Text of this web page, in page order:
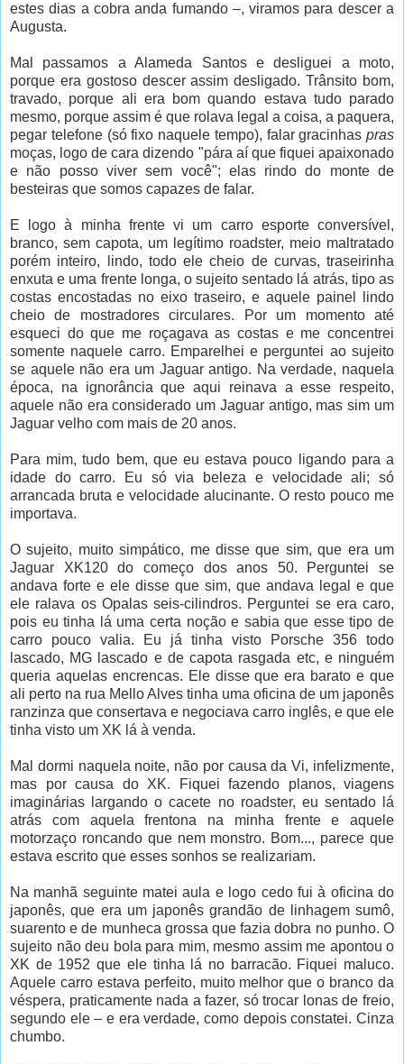
estes dias a cobra anda fumando –, viramos para descer a
Augusta.
Mal passamos a Alameda Santos e desliguei a moto,
porque era gostoso descer assim desligado. Trânsito bom,
travado, porque ali era bom quando estava tudo parado
mesmo, porque assim é que rolava legal a coisa, a paquera,
pegar telefone (só fixo naquele tempo), falar gracinhas pras
moças, logo de cara dizendo "pára aí que fiquei apaixonado
e não posso viver sem você"; elas rindo do monte de
besteiras que somos capazes de falar.
E logo à minha frente vi um carro esporte conversível,
branco, sem capota, um legítimo roadster, meio maltratado
porém inteiro, lindo, todo ele cheio de curvas, traseirinha
enxuta e uma frente longa, o sujeito sentado lá atrás, tipo as
costas encostadas no eixo traseiro, e aquele painel lindo
cheio de mostradores circulares. Por um momento até
esqueci do que me roçagava as costas e me concentrei
somente naquele carro. Emparelhei e perguntei ao sujeito
se aquele não era um Jaguar antigo. Na verdade, naquela
época, na ignorância que aqui reinava a esse respeito,
aquele não era considerado um Jaguar antigo, mas sim um
Jaguar velho com mais de 20 anos.
Para mim, tudo bem, que eu estava pouco ligando para a
idade do carro. Eu só via beleza e velocidade ali; só
arrancada bruta e velocidade alucinante. O resto pouco me
importava.
O sujeito, muito simpático, me disse que sim, que era um
Jaguar XK120 do começo dos anos 50. Perguntei se
andava forte e ele disse que sim, que andava legal e que
ele ralava os Opalas seis-cilindros. Perguntei se era caro,
pois eu tinha lá uma certa noção e sabia que esse tipo de
carro pouco valia. Eu já tinha visto Porsche 356 todo
lascado, MG lascado e de capota rasgada etc, e ninguém
queria aquelas encrencas. Ele disse que era barato e que
ali perto na rua Mello Alves tinha uma oficina de um japonês
ranzinza que consertava e negociava carro inglês, e que ele
tinha visto um XK lá à venda.
Mal dormi naquela noite, não por causa da Vi, infelizmente,
mas por causa do XK. Fiquei fazendo planos, viagens
imaginárias largando o cacete no roadster, eu sentado lá
atrás com aquela frentona na minha frente e aquele
motorzaço roncando que nem monstro. Bom..., parece que
estava escrito que esses sonhos se realizariam.
Na manhã seguinte matei aula e logo cedo fui à oficina do
japonês, que era um japonês grandão de linhagem sumô,
suarento e de munheca grossa que fazia dobra no punho. O
sujeito não deu bola para mim, mesmo assim me apontou o
XK de 1952 que ele tinha lá no barracão. Fiquei maluco.
Aquele carro estava perfeito, muito melhor que o branco da
véspera, praticamente nada a fazer, só trocar lonas de freio,
segundo ele – e era verdade, como depois constatei. Cinza
chumbo.